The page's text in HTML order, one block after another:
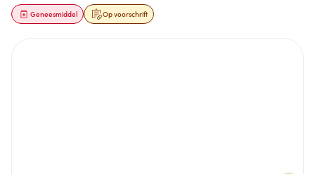
Op voorschrift
Geneesmiddel